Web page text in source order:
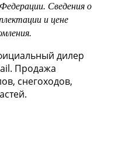
Сведения о
и цене
дилер
Продажа
снегоходов,